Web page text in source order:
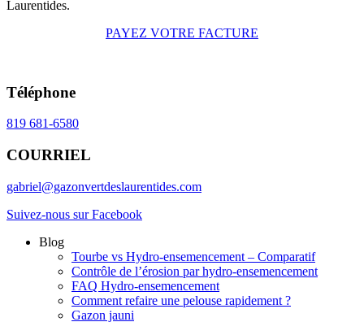
PAYEZ VOTRE FACTURE
Téléphone
819 681-6580
COURRIEL
gabriel@gazonvertdeslaurentides.com
Suivez-nous sur Facebook
Blog
Tourbe vs Hydro-ensemencement – Comparatif
Contrôle de l’érosion par hydro-ensemencement
FAQ Hydro-ensemencement
Comment refaire une pelouse rapidement ?
Gazon jauni